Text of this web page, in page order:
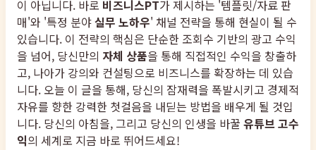
이 아닙니다. 바로 비즈니스PT가 제시하는 '템플릿/자료 판
매'와 '특정 분야실무 노하우' 채널 전략을 통해 현실이 될 수
있습니다. 이 전략의 핵심은 단순한 조회수 기반의 광고 수익
을 넘어, 당신만의 자체 상품을 통해 직접적인 수익을 창출하
고, 나아가 강의와 컨설팅으로 비즈니스를 확장하는 데 있습
니다. 오늘 이 글을 통해, 당신의 잠재력을 폭발시키고 경제적
자유를 향한 강력한 첫걸음을 내딛는 방법을 배우게 될 것입
니다. 당신의 아침을, 그리고 당신의 인생을 바꿀 유튜브 고수
익의 세계로 지금 바로 뛰어드세요!